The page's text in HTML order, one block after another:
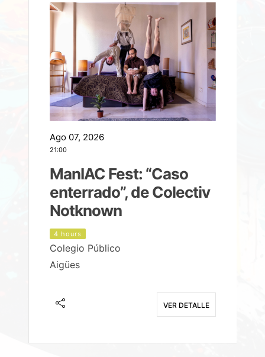
Ago 07, 2026
21:00
ManIAC Fest: “Caso
enterrado”, de Colectiv
Notknown
4 hours
Colegio Público
Aigües
VER DETALLE